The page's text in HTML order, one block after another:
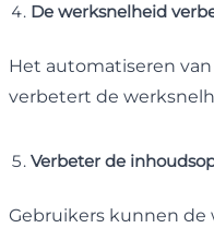
De werksnelheid
Het automatiseren
verbetert de
Verbeter de
Gebruikers kunnen